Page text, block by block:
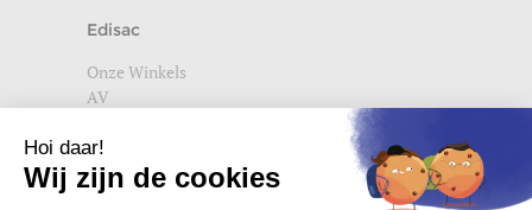
Edisac
Onze Winkels
AV
Wettelijke vermeldingen
Privacybeleid
Setup Cookies